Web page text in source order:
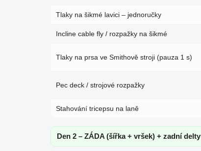
Tlaky na šikmé lavici – jednoručky
Incline cable fly / rozpažky na šikmé
Tlaky na prsa ve Smithově stroji (pauza 1 s)
Pec deck / strojové rozpažky
Stahování tricepsu na laně
Den 2 – ZÁDA (šířka + vršek) + zadní delty